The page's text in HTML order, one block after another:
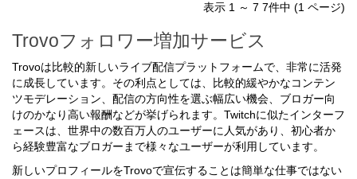
表示 1 ～ 7 7件中 (1 ページ)
Trovoフォロワー増加サービス
Trovoは比較的新しいライブ配信プラットフォームで、非常に活発
に成長しています。その利点としては、比較的緩やかなコンテン
ツモデレーション、配信の方向性を選ぶ幅広い機会、ブロガー向
けのかなり高い報酬などが挙げられます。Twitchに似たインターフ
ェースは、世界中の数百万人のユーザーに人気があり、初心者か
ら経験豊富なブロガーまで様々なユーザーが利用しています。
新しいプロフィールをTrovoで宣伝することは簡単な仕事ではない